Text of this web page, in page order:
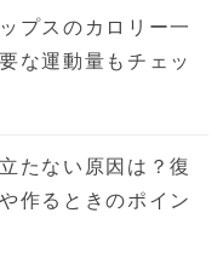
プスのカロリー一
な運動量もチェッ
たない原因は？復
作るときのポイン